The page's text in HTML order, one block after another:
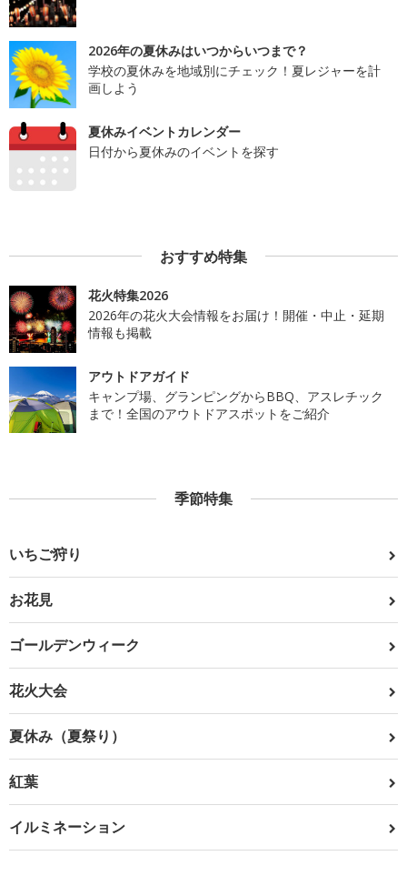
2026年の夏休みはいつからいつまで？
学校の夏休みを地域別にチェック！夏レジャーを計
画しよう
夏休みイベントカレンダー
日付から夏休みのイベントを探す
おすすめ特集
花火特集2026
2026年の花火大会情報をお届け！開催・中止・延期
情報も掲載
アウトドアガイド
キャンプ場、グランピングからBBQ、アスレチック
まで！全国のアウトドアスポットをご紹介
季節特集
いちご狩り
お花見
ゴールデンウィーク
花火大会
夏休み（夏祭り）
紅葉
イルミネーション